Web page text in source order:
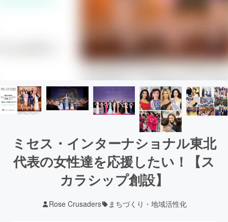
ミセス・インターナショナル東北
代表の女性達を応援したい！【ス
カラシップ創設】
Rose Crusaders まちづくり・地域活性化